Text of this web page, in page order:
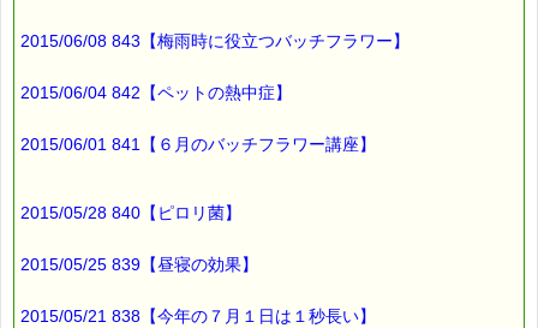
ルです。
します！
∞∞∞∞∞∞∞∞∞∞∞∞∞∞∞∞∞∞∞∞∞∞∞∞∞∞∞∞∞∞∞∞∞
このメールマガジンのバックナンバーはこちらです
購読解除はこちらからできます
と実感していただくのが私のねがいです。
2015/06/08 843【梅雨時に役立つバッチフラワー】
2015/06/04 842【ペットの熱中症】
2015/06/01 841【６月のバッチフラワー講座】
2015/05/28 840【ピロリ菌】
2015/05/25 839【昼寝の効果】
2015/05/21 838【今年の７月１日は１秒長い】